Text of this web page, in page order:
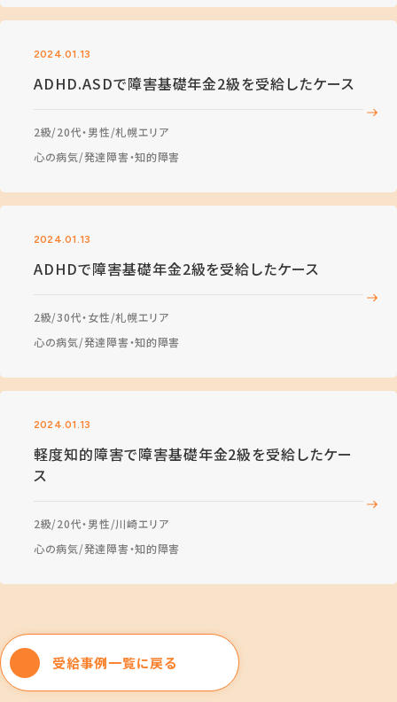
2024.01.13
ADHD.ASDで障害基礎年金2級を受給したケース
2級 20代・男性 札幌エリア
心の病気 発達障害・知的障害
2024.01.13
ADHDで障害基礎年金2級を受給したケース
2級 30代・女性 札幌エリア
心の病気 発達障害・知的障害
2024.01.13
軽度知的障害で障害基礎年金2級を受給したケー
ス
2級 20代・男性 川崎エリア
心の病気 発達障害・知的障害
受給事例一覧に戻る